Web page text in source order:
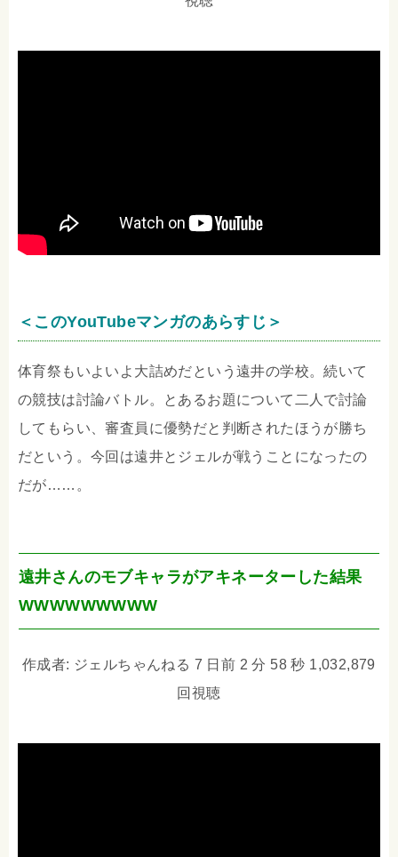
＜このYouTubeマンガのあらすじ＞
体育祭もいよいよ大詰めだという遠井の学校。続いて
の競技は討論バトル。とあるお題について二人で討論
してもらい、審査員に優勢だと判断されたほうが勝ち
だという。今回は遠井とジェルが戦うことになったの
だが……。
遠井さんのモブキャラがアキネーターした結果
WWWWWWWWW
作成者: ジェルちゃんねる 7 日前 2 分 58 秒 1,032,879
回視聴